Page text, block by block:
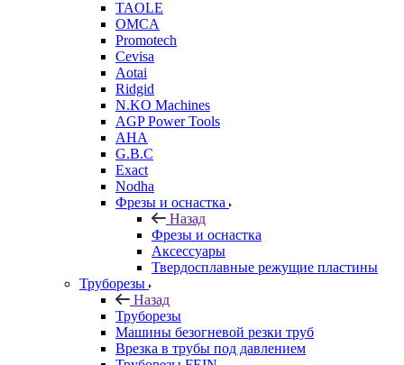
TAOLE
OMCA
Promotech
Cevisa
Aotai
Ridgid
N.KO Machines
AGP Power Tools
AHA
G.B.C
Exact
Nodha
Фрезы и оснастка
Назад
Фрезы и оснастка
Аксессуары
Твердосплавные режущие пластины
Труборезы
Назад
Труборезы
Машины безогневой резки труб
Врезка в трубы под давлением